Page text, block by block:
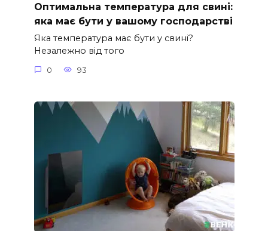
Оптимальна температура для свині:
яка має бути у вашому господарстві
Яка температура має бути у свині?
Незалежно від того
0 93